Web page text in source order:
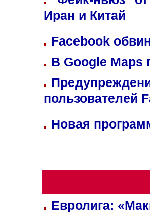
Иран и Китай
Facebook
В Google Maps
пользователей
Новая
Евролига: